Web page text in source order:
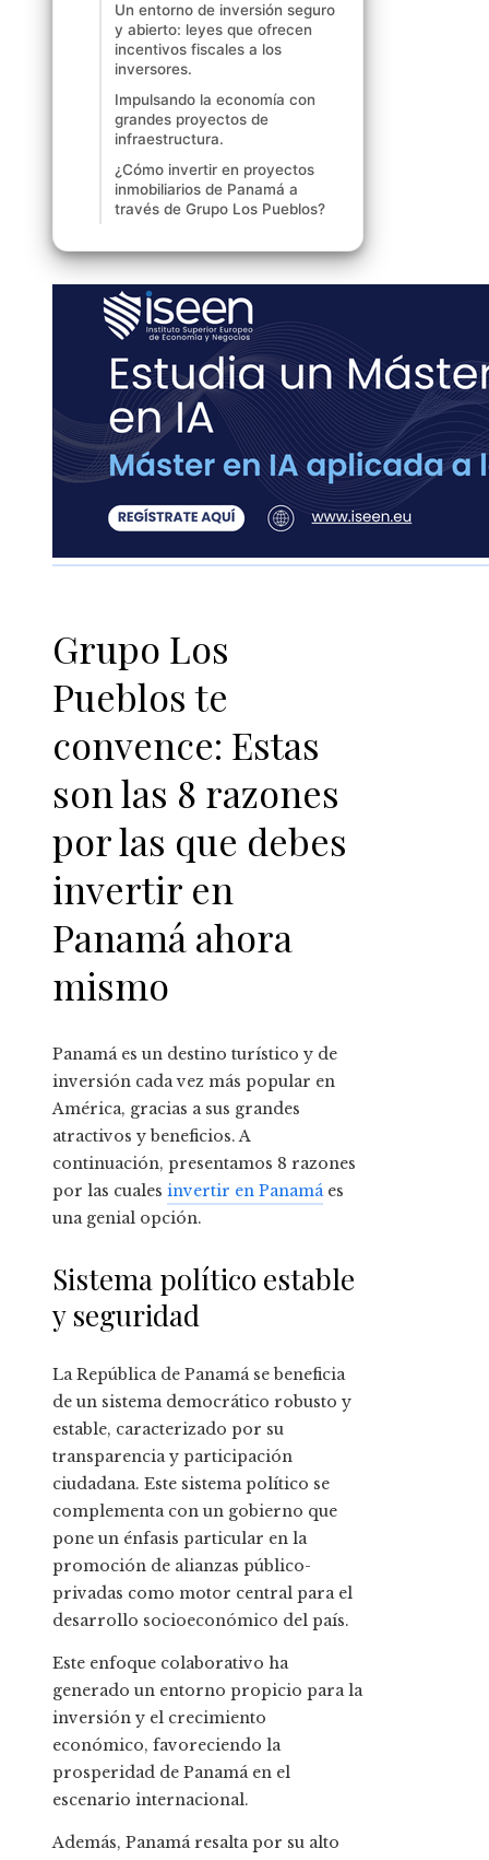
Un entorno de inversión seguro
y abierto: leyes que ofrecen
incentivos fiscales a los
inversores.
Impulsando la economía con
grandes proyectos de
infraestructura.
¿Cómo invertir en proyectos
inmobiliarios de Panamá a
través de Grupo Los Pueblos?
Grupo Los
Pueblos te
convence: Estas
son las 8 razones
por las que debes
invertir en
Panamá ahora
mismo
Panamá es un destino turístico y de
inversión cada vez más popular en
América, gracias a sus grandes
atractivos y beneficios. A
continuación, presentamos 8 razones
por las cuales invertir en Panamáes
una genial opción.
Sistema político estable
y seguridad
La República de Panamá se beneficia
de un sistema democrático robusto y
estable, caracterizado por su
transparencia y participación
ciudadana. Este sistema político se
complementa con un gobierno que
pone un énfasis particular en la
promoción de alianzas público-
privadas como motor central para el
desarrollo socioeconómico del país.
Este enfoque colaborativo ha
generado un entorno propicio para la
inversión y el crecimiento
económico, favoreciendo la
prosperidad de Panamá en el
escenario internacional.
Además, Panamá resalta por su alto